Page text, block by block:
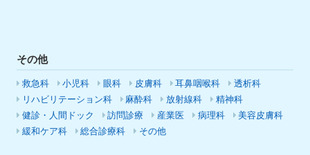
その他
救急科 小児科 眼科 皮膚科 耳鼻咽喉科
透析科
リハビリテーション科
麻酔科 放射線科
精神科
健診・人間ドック
訪問診療 産業医 病理科
美容皮膚科
緩和ケア科
総合診療科 その他